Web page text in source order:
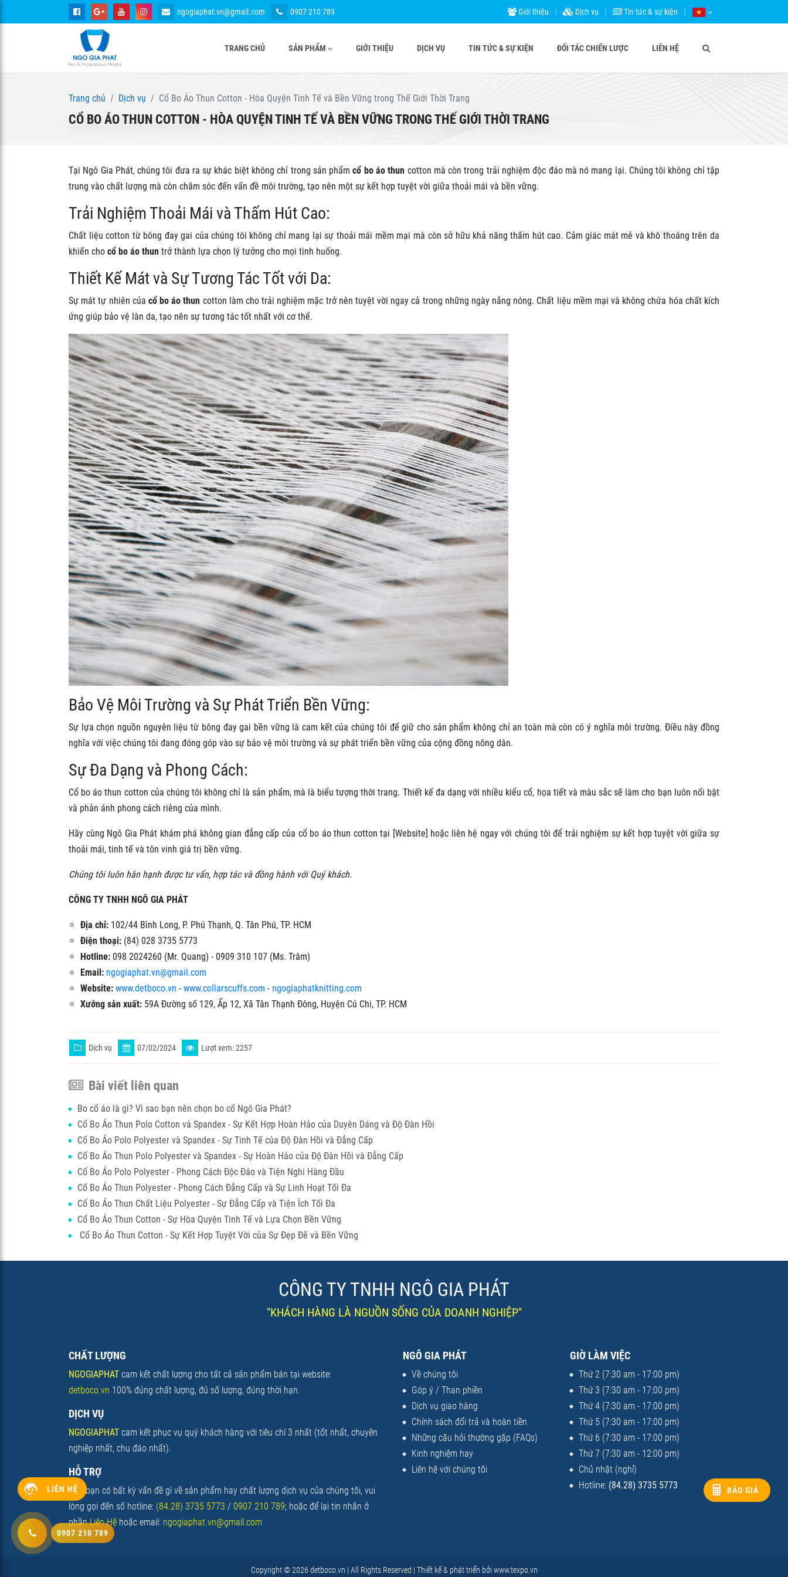
ngogiaphat.vn@gmail.com 0907 210 789 Giới thiệu Dịch vụ Tin tức & sự kiện
TRANG CHỦ SẢN PHẨM GIỚI THIỆU DỊCH VỤ TIN TỨC & SỰ KIỆN ĐỐI TÁC CHIẾN LƯỢC LIÊN HỆ
Trang chủ Dịch vụ Cổ Bo Áo Thun Cotton - Hòa Quyện Tinh Tế và Bền Vững trong Thế Giới Thời Trang
CỔ BO ÁO THUN COTTON - HÒA QUYỆN TINH TẾ VÀ BỀN VỮNG TRONG THẾ GIỚI THỜI TRANG
Tại Ngô Gia Phát, chúng tôi đưa ra sự khác biệt không chỉ trong sản phẩmcổ bo áo thun cotton mà còn trong trải nghiệm độc đáo mà nó mang lại. Chúng tôi không chỉ tập
trung vào chất lượng mà còn chăm sóc đến vấn đề môi trường, tạo nên một sự kết hợp tuyệt vời giữa thoải mái và bền vững.
Trải Nghiệm Thoải Mái và Thấm Hút Cao:
Chất liệu cotton từ bông đay gai của chúng tôi không chỉ mang lại sự thoải mái mềm mại mà còn sở hữu khả năng thấm hút cao. Cảm giác mát mẻ và khô thoáng trên da
khiến cho cổ bo áo thun trở thành lựa chọn lý tưởng cho mọi tình huống.
Thiết Kế Mát và Sự Tương Tác Tốt với Da:
Sự mát tự nhiên của cổ bo áo thun cotton làm cho trải nghiệm mặc trở nên tuyệt vời ngay cả trong những ngày nắng nóng. Chất liệu mềm mại và không chứa hóa chất kích
ứng giúp bảo vệ làn da, tạo nên sự tương tác tốt nhất với cơ thể.
Bảo Vệ Môi Trường và Sự Phát Triển Bền Vững:
Sự lựa chọn nguồn nguyên liệu từ bông đay gai bền vững là cam kết của chúng tôi để giữ cho sản phẩm không chỉ an toàn mà còn có ý nghĩa môi trường. Điều này đồng
nghĩa với việc chúng tôi đang đóng góp vào sự bảo vệ môi trường và sự phát triển bền vững của cộng đồng nông dân.
Sự Đa Dạng và Phong Cách:
Cổ bo áo thun cotton của chúng tôi không chỉ là sản phẩm, mà là biểu tượng thời trang. Thiết kế đa dạng với nhiều kiểu cổ, họa tiết và màu sắc sẽ làm cho bạn luôn nổi bật
và phản ánh phong cách riêng của mình.
Hãy cùng Ngô Gia Phát khám phá không gian đẳng cấp của cổ bo áo thun cotton tại [Website] hoặc liên hệ ngay với chúng tôi để trải nghiệm sự kết hợp tuyệt vời giữa sự
thoải mái, tinh tế và tôn vinh giá trị bền vững.
Chúng tôi luôn hân hạnh được tư vấn, hợp tác và đồng hành với Quý khách.
CÔNG TY TNHH NGÔ GIA PHÁT
Địa chỉ: 102/44 Bình Long, P. Phú Thạnh, Q. Tân Phú, TP. HCM
Điện thoại: (84) 028 3735 5773
Hotline: 098 2024260 (Mr. Quang) - 0909 310 107 (Ms. Trâm)
Email: ngogiaphat.vn@gmail.com
Website: www.detboco.vn - www.collarscuffs.com - ngogiaphatknitting.com
Xưởng sản xuất: 59A Đường số 129, Ấp 12, Xã Tân Thạnh Đông, Huyện Củ Chi, TP. HCM
Dịch vụ 07/02/2024 Lượt xem: 2257
Bài viết liên quan
Bo cổ áo là gì? Vì sao bạn nên chọn bo cổ Ngô Gia Phát?
Cổ Bo Áo Thun Polo Cotton và Spandex - Sự Kết Hợp Hoàn Hảo của Duyên Dáng và Độ Đàn Hồi
Cổ Bo Áo Polo Polyester và Spandex - Sự Tinh Tế của Độ Đàn Hồi và Đẳng Cấp
Cổ Bo Áo Thun Polo Polyester và Spandex - Sự Hoàn Hảo của Độ Đàn Hồi và Đẳng Cấp
Cổ Bo Áo Polo Polyester - Phong Cách Độc Đáo và Tiện Nghi Hàng Đầu
Cổ Bo Áo Thun Polyester - Phong Cách Đẳng Cấp và Sự Linh Hoạt Tối Đa
Cổ Bo Áo Thun Chất Liệu Polyester - Sự Đẳng Cấp và Tiện Ích Tối Đa
Cổ Bo Áo Thun Cotton - Sự Hòa Quyện Tinh Tế và Lựa Chọn Bền Vững
Cổ Bo Áo Thun Cotton - Sự Kết Hợp Tuyệt Vời của Sự Đẹp Đẽ và Bền Vững
CÔNG TY TNHH NGÔ GIA PHÁT
"KHÁCH HÀNG LÀ NGUỒN SỐNG CỦA DOANH NGHIỆP"
CHẤT LƯỢNG
NGOGIAPHAT cam kết chất lượng cho tất cả sản phẩm bán tại website:
detboco.vn 100% đúng chất lượng, đủ số lượng, đúng thời hạn.
DỊCH VỤ
NGOGIAPHAT cam kết phục vụ quý khách hàng với tiêu chí 3 nhất (tốt nhất, chuyên
nghiệp nhất, chu đáo nhất).
HỖ TRỢ
Nếu bạn có bất kỳ vấn đề gì về sản phẩm hay chất lượng dịch vụ của chúng tôi, vui
lòng gọi đến số hotline: (84.28) 3735 5773 / 0907 210 789; hoặc để lại tin nhắn ở
phầnLiên Hệ hoặc email: ngogiaphat.vn@gmail.com
NGÔ GIA PHÁT
Về chúng tôi
Góp ý / Than phiền
Dịch vụ giao hàng
Chính sách đổi trả và hoàn tiền
Những câu hỏi thường gặp (FAQs)
Kinh nghiệm hay
Liên hệ với chúng tôi
GIỜ LÀM VIỆC
Thứ 2 (7:30 am - 17:00 pm)
Thứ 3 (7:30 am - 17:00 pm)
Thứ 4 (7:30 am - 17:00 pm)
Thứ 5 (7:30 am - 17:00 pm)
Thứ 6 (7:30 am - 17:00 pm)
Thứ 7 (7:30 am - 12:00 pm)
Chủ nhật (nghỉ)
Hotline: (84.28) 3735 5773
Copyright © 2026 detboco.vn | All Rights Reserved | Thiết kế & phát triển bởi www.texpo.vn
LIÊN HỆ BÁO GIÁ